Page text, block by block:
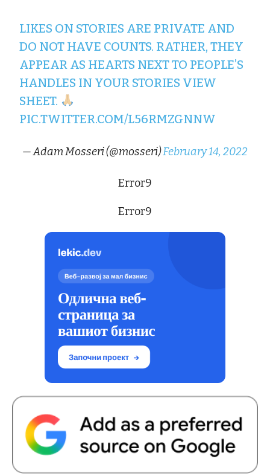
LIKES ON STORIES ARE PRIVATE AND
DO NOT HAVE COUNTS. RATHER, THEY
APPEAR AS HEARTS NEXT TO PEOPLE’S
HANDLES IN YOUR STORIES VIEW
SHEET.
PIC.TWITTER.COM/L56RMZGNNW
— Adam Mosseri (@mosseri)February 14, 2022
Error9
Error9